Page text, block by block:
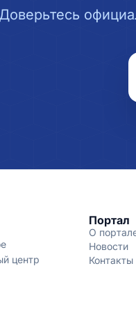
Доверьтесь
центр
Портал
О
Новости
Контакты